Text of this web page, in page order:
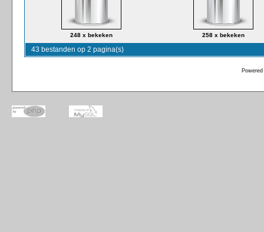
248 x bekeken 258 x bekeken
43 bestanden op 2 pagina(s)